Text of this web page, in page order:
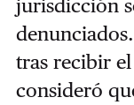
jurisdicción
tras recibir
consideró